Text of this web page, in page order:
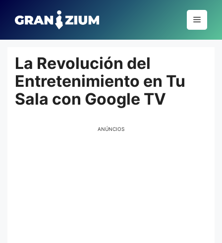
para
conteúdo
Menu
La Revolución del
Entretenimiento en Tu
Sala con Google TV
ANÚNCIOS